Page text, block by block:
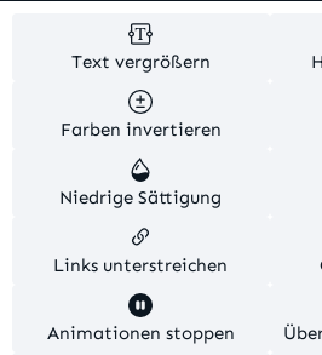
Alle Preise inkl. gesetzl.
Versandkosten . Alle
Herstellerangaben und
© 2026 MKV24 – Alle Rechte
TC-
Text vergrößern
Farben invertieren
Niedrige Sättigung
Links unterstreichen
Animationen stoppen
Diese Website verwendet
Erfahrung bieten zu können.